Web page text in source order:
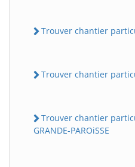
Trouver chantier
Trouver chantier
Trouver chantier
GRANDE-PAROiSSE